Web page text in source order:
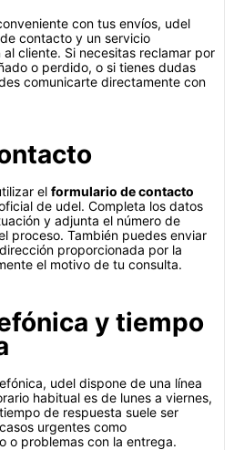
con tus envíos, udel
contacto y un servicio
cliente. Si necesitas reclamar por
o perdido, o si tienes dudas
comunicarte directamente con
el formulario de contacto
de udel. Completa los datos
y adjunta el número de
proceso. También puedes enviar
proporcionada por la
el motivo de tu consulta.
y tiempo
udel dispone de una línea
habitual es de lunes a viernes,
de respuesta suele ser
urgentes como
o problemas con la entrega.